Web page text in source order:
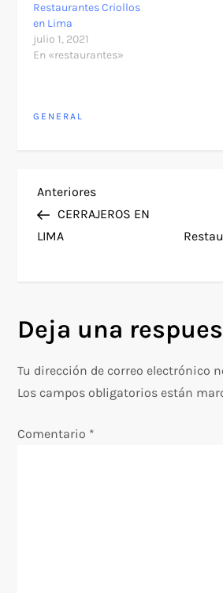
Restaurantes Criollos
en Lima
julio 1, 2021
En «restaurantes»
GENERAL
N
a
g
a
Entrada
anterior
Anteriores
CERRAJEROS EN
LIMA
Deja una
Tu dirección de correo electrónico
Los campos obligatorios están
Comentario *